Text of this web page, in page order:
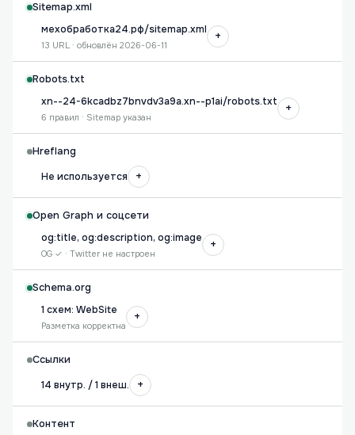
Sitemap.xml
мехобработка24.рф/sitemap.xml
13 URL · обновлён 2026-06-11
+
Robots.txt
xn--24-6kcadbz7bnvdv3a9a.xn--p1ai/robots.txt
6 правил · Sitemap указан
+
Hreflang
Не используется
+
Open Graph и соцсети
og:title, og:description, og:image
OG ✓ · Twitter не настроен
+
Schema.org
1 схем: WebSite
Разметка корректна
+
Ссылки
14 внутр. / 1 внеш.
+
Контент